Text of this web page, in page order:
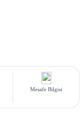
Mesafe Bilgisi